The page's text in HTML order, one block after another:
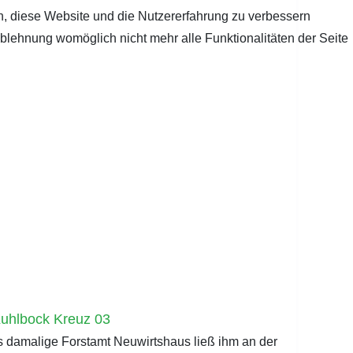
Forstamt Neuwirtshaus ließ ihm an der
diese Website und die Nutzererfahrung zu verbessern
womöglich nicht mehr alle Funktionalitäten der Seite